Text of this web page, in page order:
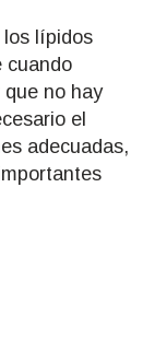
lípidos
cuando
no hay
el
adecuadas,